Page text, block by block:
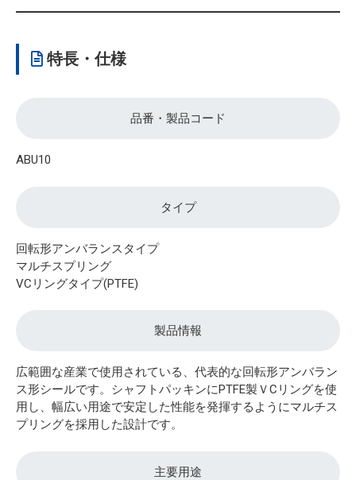
特長・仕様
品番・製品コード
ABU10
タイプ
回転形アンバランスタイプ
マルチスプリング
VCリングタイプ(PTFE)
製品情報
広範囲な産業で使用されている、代表的な回転形アンバラン
ス形シールです。シャフトパッキンにPTFE製ＶCリングを使
用し、幅広い用途で安定した性能を発揮するようにマルチス
プリングを採用した設計です。
主要用途